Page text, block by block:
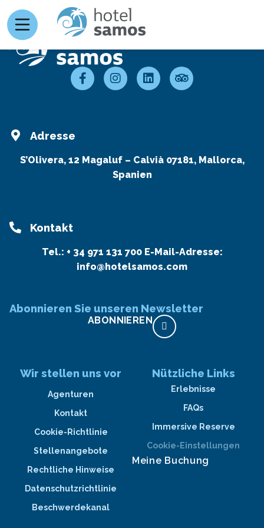
Adresse
S’Olivera, 12 Magaluf – Calvià 07181, Mallorca,
Spanien
Kontakt
Tel.: + 34 971 131 700E-Mail-Adresse:
info@hotelsamos.com
Abonnieren Sie unseren Newsletter
ABONNIEREN
Wir stellen uns vor
Agenturen
Kontakt
Cookie-Richtlinie
Stellenangebote
Rechtliche Hinweise
Datenschutzrichtlinie
Beschwerdekanal
Nützliche Links
Erlebnisse
FAQs
Immersive Reserve
Cookie-Einstellungen
Meine Buchung